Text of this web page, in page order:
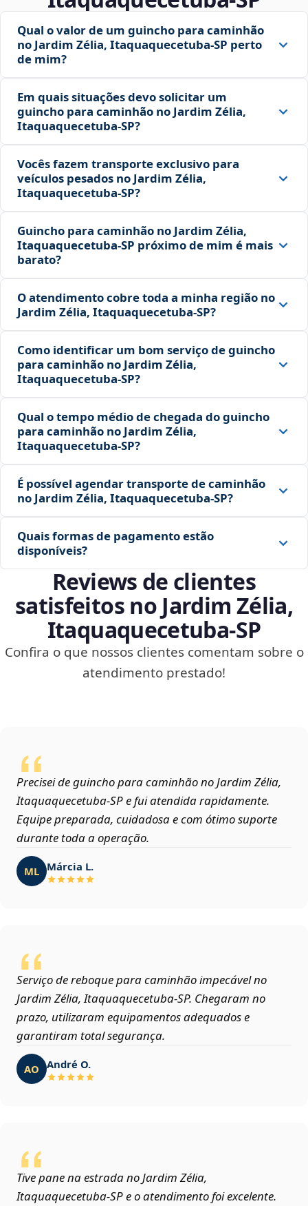
Qual o valor de um guincho para caminhão
no Jardim Zélia, Itaquaquecetuba‑SP perto
de mim?
Em quais situações devo solicitar um
guincho para caminhão no Jardim Zélia,
Itaquaquecetuba‑SP?
Vocês fazem transporte exclusivo para
veículos pesados no Jardim Zélia,
Itaquaquecetuba‑SP?
Guincho para caminhão no Jardim Zélia,
Itaquaquecetuba‑SP próximo de mim é mais
barato?
O atendimento cobre toda a minha região no
Jardim Zélia, Itaquaquecetuba‑SP?
Como identificar um bom serviço de guincho
para caminhão no Jardim Zélia,
Itaquaquecetuba‑SP?
Qual o tempo médio de chegada do guincho
para caminhão no Jardim Zélia,
Itaquaquecetuba‑SP?
É possível agendar transporte de caminhão
no Jardim Zélia, Itaquaquecetuba‑SP?
Quais formas de pagamento estão
disponíveis?
Reviews de clientes
satisfeitos no Jardim Zélia,
Itaquaquecetuba‑SP
Confira o que nossos clientes comentam sobre o
atendimento prestado!
Precisei de guincho para caminhão no Jardim Zélia,
Itaquaquecetuba‑SP e fui atendida rapidamente.
Equipe preparada, cuidadosa e com ótimo suporte
durante toda a operação.
ML Márcia L.
Serviço de reboque para caminhão impecável no
Jardim Zélia, Itaquaquecetuba‑SP. Chegaram no
prazo, utilizaram equipamentos adequados e
garantiram total segurança.
AO André O.
Tive pane na estrada no Jardim Zélia,
Itaquaquecetuba‑SP e o atendimento foi excelente.